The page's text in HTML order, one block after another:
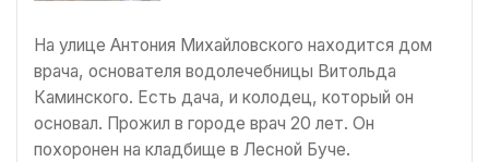
На улице Антония Михайловского находится дом
врача, основателя водолечебницы Витольда
Каминского. Есть дача, и колодец, который он
основал. Прожил в городе врач 20 лет. Он
похоронен на кладбище в Лесной Буче.